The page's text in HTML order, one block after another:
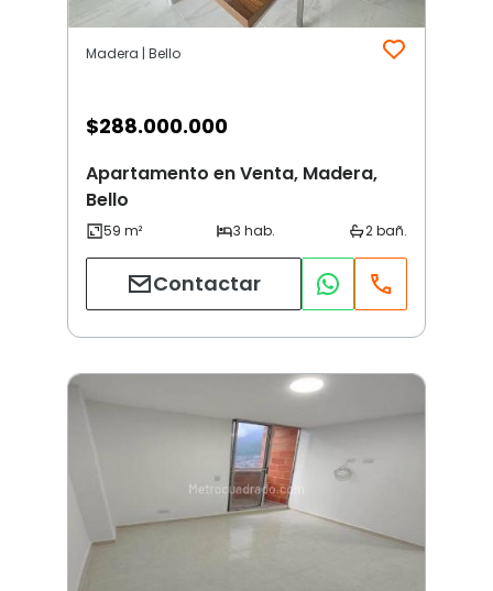
Madera | Bello
$288.000.000
Apartamento en Venta, Madera,
Bello
Contactar